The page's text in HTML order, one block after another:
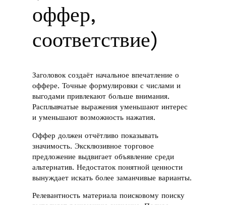
оффер,
соответствие)
Заголовок создаёт начальное впечатление о
оффере. Точные формулировки с числами и
выгодами привлекают больше внимания.
Расплывчатые выражения уменьшают интерес
и уменьшают возможность нажатия.
Оффер должен отчётливо показывать
значимость. Эксклюзивное торговое
предложение выдвигает объявление среди
альтернатив. Недостаток понятной ценности
вынуждает искать более заманчивые варианты.
Релевантность материала поисковому поиску